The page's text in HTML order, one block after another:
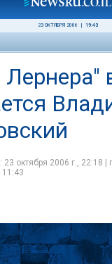
23 ОКТЯБРЯ 2006 19:43
23 октября 2006 г., 22:18
11:43